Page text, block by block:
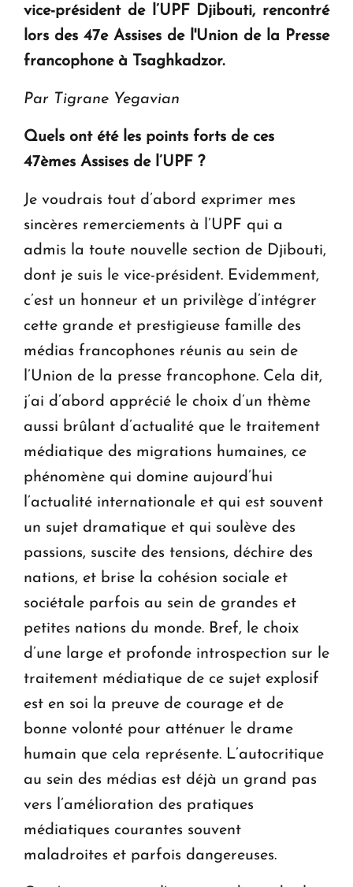
KASA : 30 ans d'audace, de résilience et d'avenir
en Arménie
ouvrira ses portes à Dilijan
vice-président de l’UPF Djibouti, rencontré
lors des 47e Assises de l'Union de la Presse
francophone à Tsaghkadzor.
Par Tigrane Yegavian
Quels ont été les points forts de ces
47èmes Assises de l’UPF ?
Je voudrais tout d’abord exprimer mes
sincères remerciements à l’UPF qui a
admis la toute nouvelle section de Djibouti,
dont je suis le vice-président. Evidemment,
c’est un honneur et un privilège d’intégrer
cette grande et prestigieuse famille des
médias francophones réunis au sein de
l’Union de la presse francophone. Cela dit,
j’ai d’abord apprécié le choix d’un thème
aussi brûlant d’actualité que le traitement
médiatique des migrations humaines, ce
phénomène qui domine aujourd’hui
l’actualité internationale et qui est souvent
un sujet dramatique et qui soulève des
passions, suscite des tensions, déchire des
nations, et brise la cohésion sociale et
sociétale parfois au sein de grandes et
petites nations du monde. Bref, le choix
d’une large et profonde introspection sur le
traitement médiatique de ce sujet explosif
est en soi la preuve de courage et de
bonne volonté pour atténuer le drame
humain que cela représente. L’autocritique
au sein des médias est déjà un grand pas
vers l’amélioration des pratiques
médiatiques courantes souvent
maladroites et parfois dangereuses.